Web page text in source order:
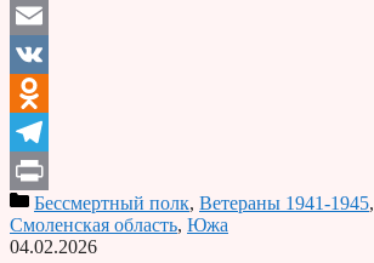
Email
VK
Odnoklassniki
Telegram
PrintБессмертный полк, Ветераны 1941-1945,
Смоленская область, Южа
04.02.2026